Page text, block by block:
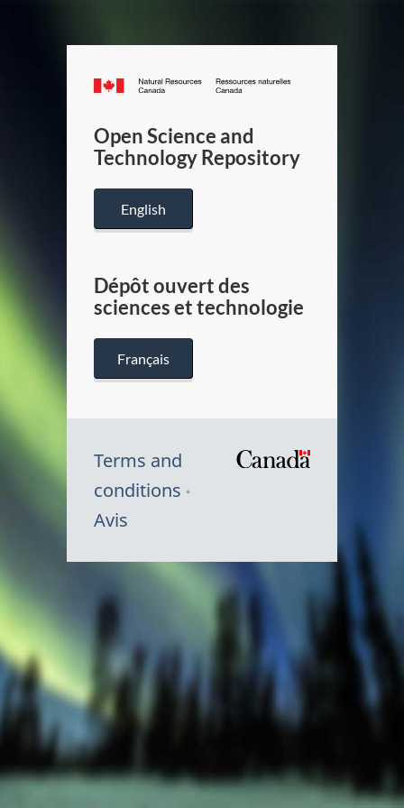
Canada.ca
/
Canada
Open Science and
Technology Repository
English
Dépôt ouvert des
sciences et technologie
Français
Terms and
conditions
Avis
Canada